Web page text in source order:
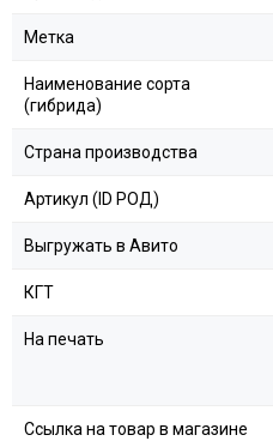
Метка
Наименование сорта
(гибрида)
Страна производства
Артикул (ID РОД)
Выгружать в Авито
КГТ
На печать
Ссылка на товар в магазине